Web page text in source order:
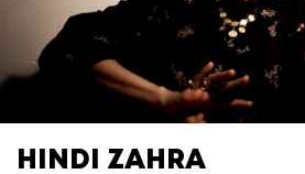
HINDI ZAHRA